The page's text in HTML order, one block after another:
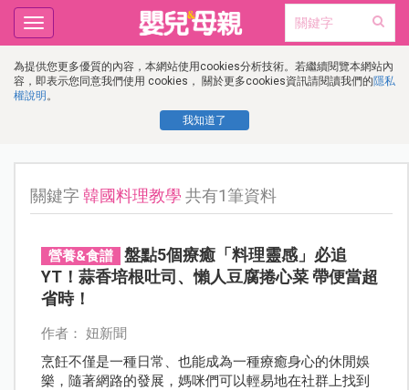
為提供您更多優質的內容，本網站使用cookies分析技術。若繼續閱覽本網站內
容，即表示您同意我們使用 cookies， 關於更多cookies資訊請閱讀我們的隱私
權說明 。
我知道了
Toggle
navigation
關鍵字韓國料理教學 共有1筆資料
營養&食譜
盤點5個療癒「料理靈感」必追
YT！蒜香培根吐司、懶人豆腐捲心菜 帶便當超
省時！
作者： 妞新聞
烹飪不僅是一種日常、也能成為一種療癒身心的休閒娛
樂，隨著網路的發展，媽咪們可以輕易地在社群上找到